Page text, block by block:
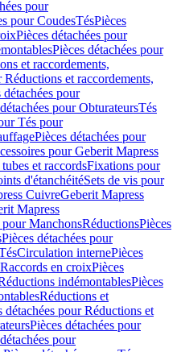
pour
pour CoudesTésPièces
Pièces détachées pour
Pièces détachées pour
et raccordements,
Réductions et raccordements,
détachées pour
pour ObturateursTés
Tés pour
Pièces détachées pour
pour Geberit Mapress
et raccordsFixations pour
d'étanchéitéSets de vis pour
CuivreGeberit Mapress
Mapress
pour ManchonsRéductionsPièces
Pièces détachées pour
Circulation internePièces
Raccords en croixPièces
indémontablesPièces
Réductions et
détachées pour Réductions et
Pièces détachées pour
pour